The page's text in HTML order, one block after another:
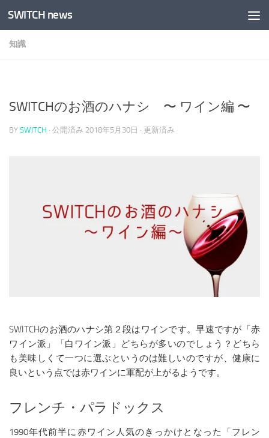
コンテンツへスキップ
SWITCH news
知識
SWITCHのお酒のハナシ 〜 ワイン編 〜
BY SWITCH · 公開済み 2018年5月30日 · 更新済み
SWITCHのお酒のハナシ第２段はワインです。早速ですが「赤
ワイン派」「白ワイン派」どちらが多いのでしょう？どちら
も美味しくて一つに選ぶというのは難しいのですが、健康に
良いという点では赤ワインに軍配が上がるようです。
フレンチ・パラドックス
1990年代前半に赤ワイン人気のきっかけとなった「フレン